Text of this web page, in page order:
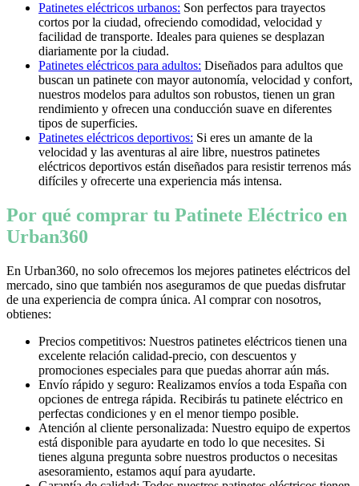
Patinetes eléctricos urbanos: Son perfectos para trayectos
cortos por la ciudad, ofreciendo comodidad, velocidad y
facilidad de transporte. Ideales para quienes se desplazan
diariamente por la ciudad.
Patinetes eléctricos para adultos: Diseñados para adultos que
buscan un patinete con mayor autonomía, velocidad y confort,
nuestros modelos para adultos son robustos, tienen un gran
rendimiento y ofrecen una conducción suave en diferentes
tipos de superficies.
Patinetes eléctricos deportivos: Si eres un amante de la
velocidad y las aventuras al aire libre, nuestros patinetes
eléctricos deportivos están diseñados para resistir terrenos más
difíciles y ofrecerte una experiencia más intensa.
Por qué comprar tu Patinete Eléctrico en
Urban360
En Urban360, no solo ofrecemos los mejores patinetes eléctricos del
mercado, sino que también nos aseguramos de que puedas disfrutar
de una experiencia de compra única. Al comprar con nosotros,
obtienes:
Precios competitivos: Nuestros patinetes eléctricos tienen una
excelente relación calidad-precio, con descuentos y
promociones especiales para que puedas ahorrar aún más.
Envío rápido y seguro: Realizamos envíos a toda España con
opciones de entrega rápida. Recibirás tu patinete eléctrico en
perfectas condiciones y en el menor tiempo posible.
Atención al cliente personalizada: Nuestro equipo de expertos
está disponible para ayudarte en todo lo que necesites. Si
tienes alguna pregunta sobre nuestros productos o necesitas
asesoramiento, estamos aquí para ayudarte.